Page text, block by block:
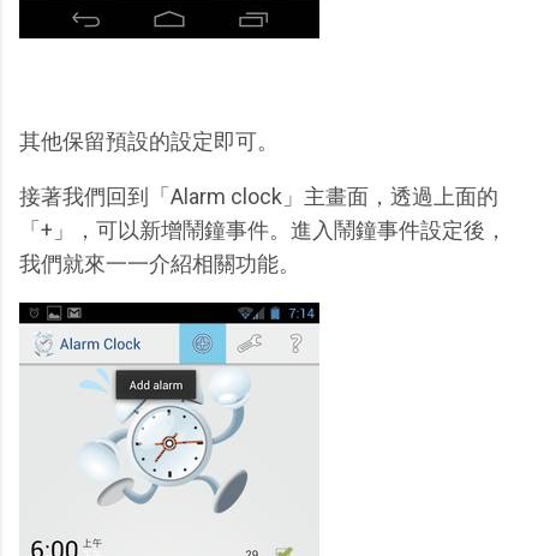
其他保留預設的設定即可。
接著我們回到「Alarm clock」主畫面，透過上面的
「+」，可以新增鬧鐘事件。進入鬧鐘事件設定後，
我們就來一一介紹相關功能。